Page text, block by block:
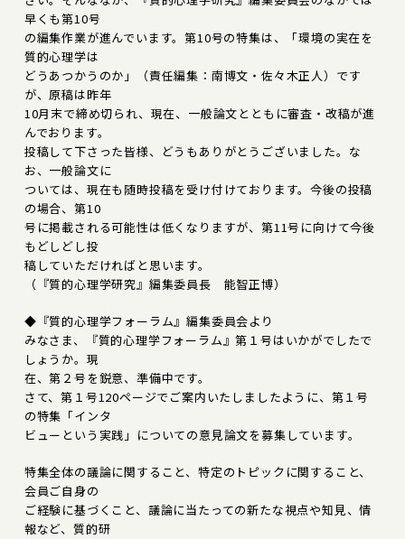
早くも第10号
の編集作業が進んでいます。第10号の特集は、「環境の実在を
質的心理学は
どうあつかうのか」（責任編集：南博文・佐々木正人）です
が、原稿は昨年
10月末で締め切られ、現在、一般論文とともに審査・改稿が進
んでおります。
投稿して下さった皆様、どうもありがとうございました。な
お、一般論文に
ついては、現在も随時投稿を受け付けております。今後の投稿
の場合、第10
号に掲載される可能性は低くなりますが、第11号に向けて今後
もどしどし投
稿していただければと思います。
（『質的心理学研究』編集委員長 能智正博）
◆『質的心理学フォーラム』編集委員会より
みなさま、『質的心理学フォーラム』第１号はいかがでしたで
しょうか。現
在、第２号を鋭意、準備中です。
さて、第１号120ページでご案内いたしましたように、第１号
の特集「インタ
ビューという実践」についての意見論文を募集しています。
特集全体の議論に関すること、特定のトピックに関すること、
会員ご自身の
ご経験に基づくこと、議論に当たっての新たな視点や知見、情
報など、質的研